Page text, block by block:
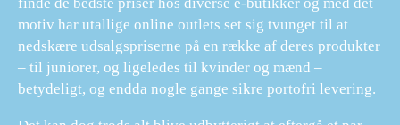
motiv har utallige online outlets set sig tvunget til at
nedskære udsalgspriserne på en række af deres produkter
– til juniorer, og ligeledes til kvinder og mænd –
betydeligt, og endda nogle gange sikre portofri levering.